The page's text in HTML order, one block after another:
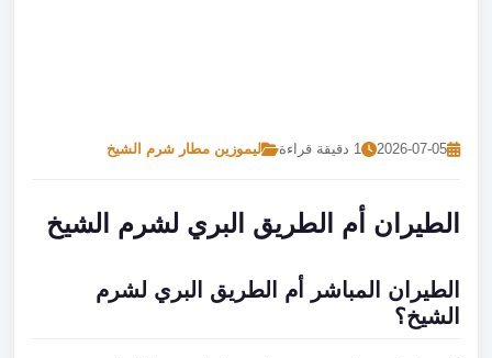
2026-07-05 1 دقيقة قراءة ليموزين مطار شرم الشيخ
الطيران أم الطريق البري لشرم الشيخ
الطيران المباشر أم الطريق البري لشرم
الشيخ؟